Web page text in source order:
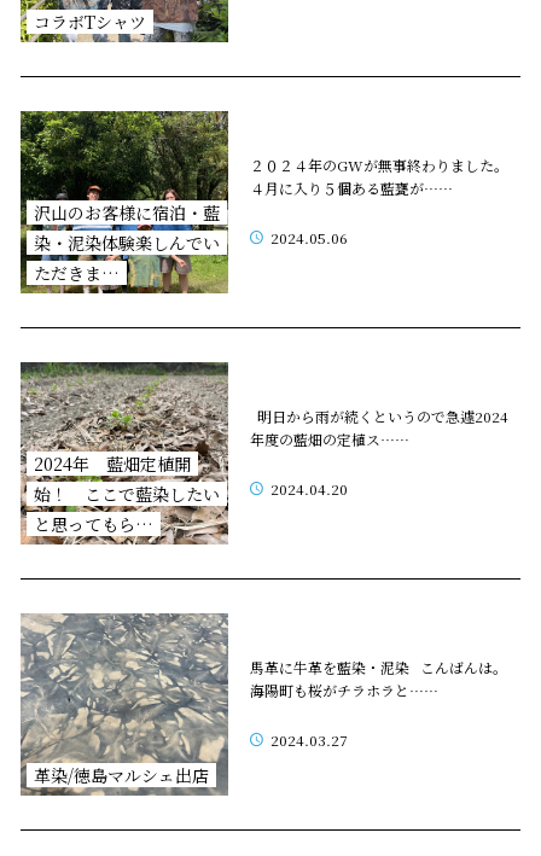
コラボTシャツ
沢山のお客様に宿泊・藍
染・泥染体験楽しんでい
ただきま…
２０２４年のGWが無事終わりました。
４月に入り５個ある藍甕が……
2024.05.06
2024年 藍畑定植開
始！ ここで藍染したい
と思ってもら…
明日から雨が続くというので急遽2024
年度の藍畑の定植ス……
2024.04.20
革染/徳島マルシェ出店
馬革に牛革を藍染・泥染 こんばんは。
海陽町も桜がチラホラと……
2024.03.27